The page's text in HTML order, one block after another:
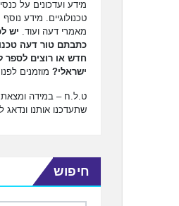
מידע ועדכונים על
טכנולוגיים. מידע נוסף
מאמרי דעה ועוד. יש
כתבתם טור דעה
חדש או רוצים לספר
ישראלי? מוזמנים
ט.ל.ח – במידה
שתעדכנו אותנו
חיפוש